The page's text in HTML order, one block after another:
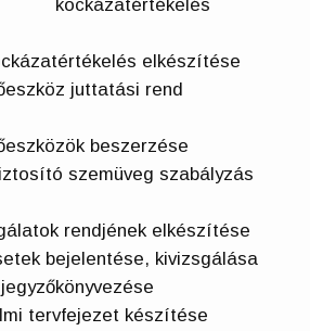
kockázatértékelés
elkészítése
juttatási rend
beszerzése
szemüveg szabályzás
rendjének elkészítése
bejelentése, kivizsgálása
tervfejezet készítése